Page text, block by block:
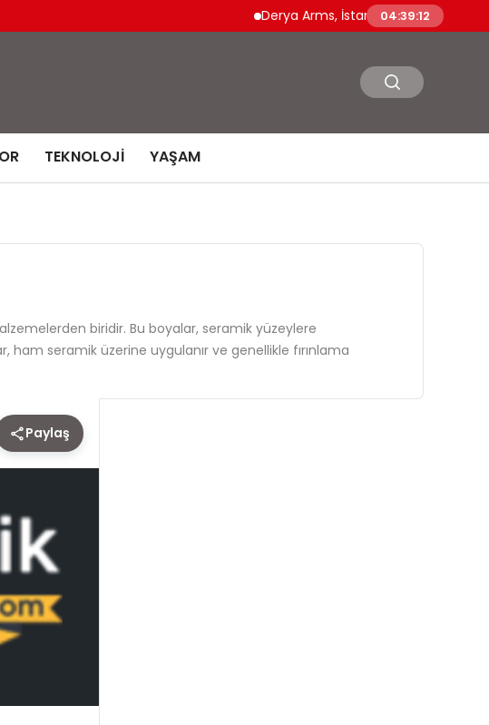
Derya Arms, İstanbul Prohunt
04:39:12
TEKNOLOJI YAŞAM
biridir. Bu boyalar, seramik yüzeylere
ham seramik üzerine uygulanır ve genellikle fırınlama
Paylaş